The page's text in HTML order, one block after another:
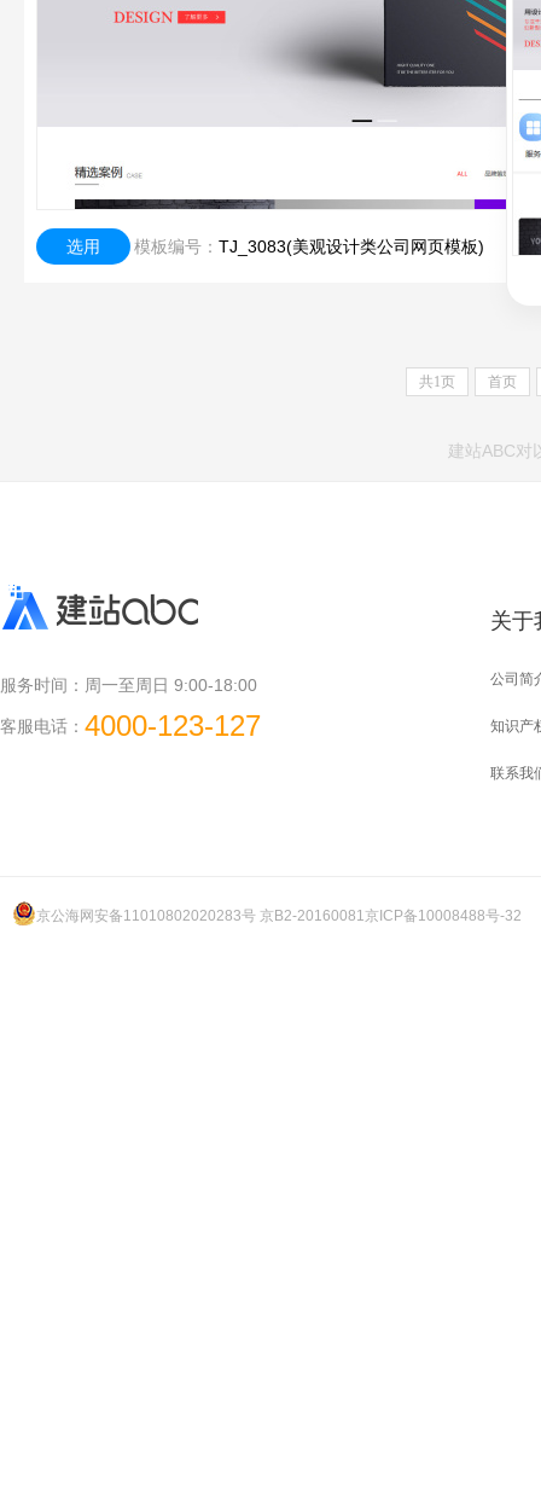
选用 模板编号： TJ_3083(美观设计类公司网页模板)
共1页 首页
建站ABC对
服务时间： 周一至周日 9:00-18:00
客服电话： 4000-123-127
关于
公司简
知识产
联系我
京公海网安备11010802020283号 京B2-20160081京ICP备10008488号-32